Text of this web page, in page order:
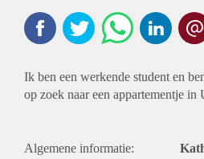
Ik ben een werkende student en
op zoek naar een appartementje in
Algemene informatie: